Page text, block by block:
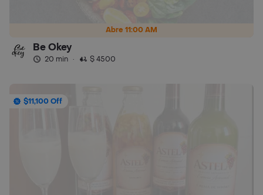
Abre 11:00 AM
Be Okey
20 min · $ 4500
$11,100 Off